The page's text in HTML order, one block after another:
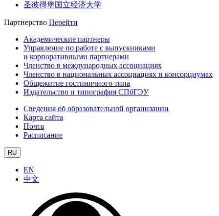
圣彼得堡国立经济大学
Партнерство Перейти
Академические партнеры
Управление по работе с выпускниками
и корпоративными партнерами
Членство в международных ассоциациях
Членство в национальных ассоциациях и консорциумах
Общежитие гостиничного типа
Издательство и типография СПбГЭУ
Сведения об образовательной организации
Карта сайта
Почта
Расписание
RU
EN
中文